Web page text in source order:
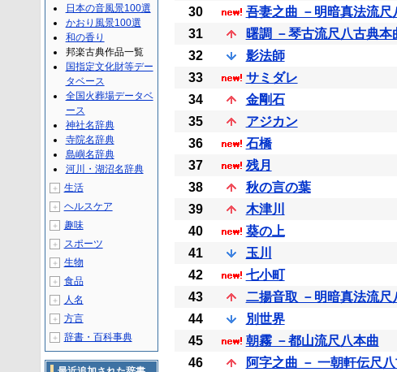
30
吾妻之曲 －明暗真法流尺
31
曙調 －琴古流尺八古典本
32
影法師
33
サミダレ
34
金剛石
35
アジカン
36
石橋
37
残月
38
秋の言の葉
39
木津川
40
葵の上
41
玉川
42
七小町
43
二揚音取 －明暗真法流尺
44
別世界
45
朝霧 －都山流尺八本曲
46
阿字之曲 － 一朝軒伝尺
日本の音風景100選
かおり風景100選
和の香り
邦楽古典作品一覧
国指定文化財等デー
タベース
全国火葬場データベ
ース
神社名辞典
寺院名辞典
島嶼名辞典
河川・湖沼名辞典
＋ 生活
＋ ヘルスケア
＋ 趣味
＋ スポーツ
＋ 生物
＋ 食品
＋ 人名
＋ 方言
＋ 辞書・百科事典